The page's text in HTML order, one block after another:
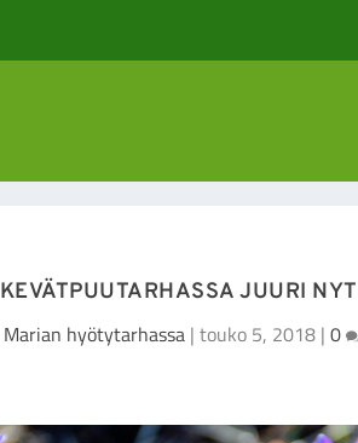
KEVÄTPUUTARHASSA JUURI NYT
Marian hyötytarhassa| touko 5, 2018| 0